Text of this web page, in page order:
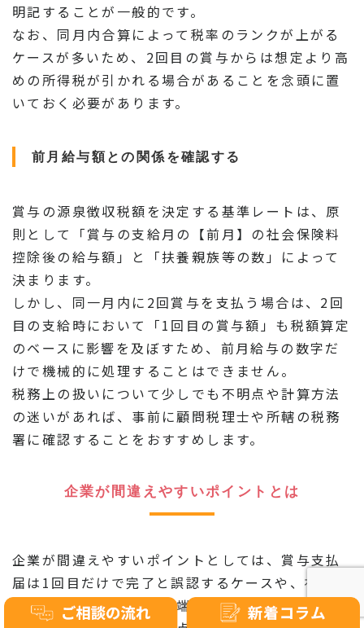
明記することが一般的です。
なお、同月内合算によって税率のランクが上がる
ケースが多いため、2回目の賞与からは想定より高
めの所得税が引かれる場合があることを念頭に置
いておく必要があります。
前月給与額との関係を確認する
賞与の源泉徴収税額を決定する基準レートは、原
則として「賞与の支給月の【前月】の社会保険料
控除後の給与額」と「扶養親族等の数」によって
決まります。
しかし、同一月内に2回賞与を支払う場合は、2回
目の支給時において「1回目の賞与額」も税額算定
のベースに影響を及ぼすため、前月給与の数字だ
けで機械的に処理することはできません。
税務上の扱いについて少しでも不明点や計算方法
の迷いがあれば、事前に顧問税理士や所轄の税務
署に確認することをおすすめします。
企業が間違えやすいポイントとは
企業が間違えやすいポイントとしては、賞与支払
届は1回目だけで完了と誤認するケースや、社会保
険料の同月合算ルール（端数切り捨てのタイミン